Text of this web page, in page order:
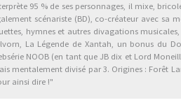
95 % de ses personnages, il mixe,
scénariste (BD), co-créateur avec sa
hymnes et autres divagations
La Légende de Xantah, un bonus du
NOOB (en tant que JB dix et Lord
mentalement divisé par 3. Origines : Forêt
ainsi dire !"